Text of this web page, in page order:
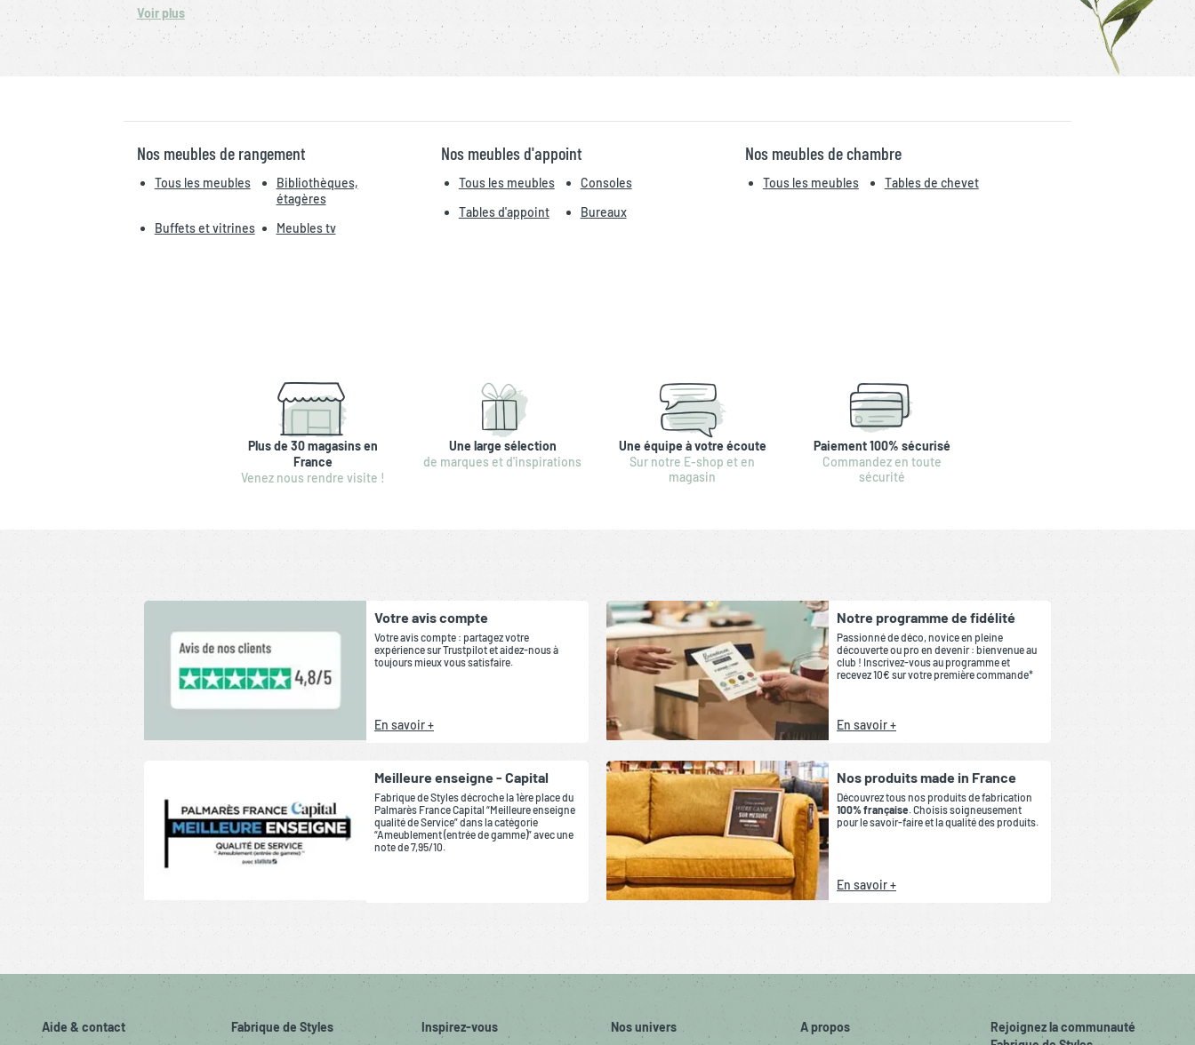
Voir plus
Nos meubles de rangement
Tous les meubles
Bibliothèques,
étagères
Buffets et vitrines
Meubles tv
Nos meubles d'appoint
Tous les meubles
Consoles
Tables d'appoint
Bureaux
Nos meubles de chambre
Tous les meubles Tables de chevet
Plus de 30 magasins en
France
Venez nous rendre visite !
Une large sélection
de marques et d'inspirations
Une équipe à votre écoute
Sur notre E-shop et en
magasin
Paiement 100% sécurisé
Commandez en toute
sécurité
Votre avis compte
Votre avis compte : partagez votre
expérience sur Trustpilot et aidez-nous à
toujours mieux vous satisfaire.
En savoir +
Notre programme de fidélité
Passionné de déco, novice en pleine
découverte ou pro en devenir : bienvenue au
club ! Inscrivez-vous au programme et
recevez 10€ sur votre première commande*
En savoir +
Meilleure enseigne - Capital
Fabrique de Styles décroche la 1ère place du
Palmarès France Capital “Meilleure enseigne
qualité de Service” dans la catégorie
“Ameublement (entrée de gamme)” avec une
note de 7,95/10.
Nos produits made in France
Découvrez tous nos produits de fabrication
100% française. Choisis soigneusement
pour le savoir-faire et la qualité des produits.
En savoir +
Aide & contact Fabrique de Styles Inspirez-vous Nos univers A propos
Rejoignez la communauté